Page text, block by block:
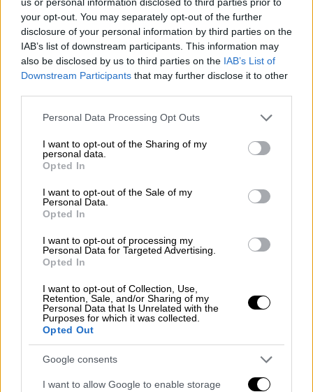
your opt-out. You may separately opt-out of the further
disclosure of your personal information by third parties on the
IAB’s list of downstream participants. This information may
also be disclosed by us to third parties on the IAB’s List of
Downstream Participants that may further disclose it to other
Please note that this website/app uses one or more Google
not limited to your visit or usage behaviour. You may click to
grant or deny consent to Google and its third-party tags to
use your data for below specified purposes in below Google
consent section.
Personal Data Processing Opt Outs
I want to opt-out of the Sharing of my
personal data.
Opted In
I want to opt-out of the Sale of my
Personal Data.
Opted In
I want to opt-out of processing my
Personal Data for Targeted Advertising.
Opted In
I want to opt-out of Collection, Use,
Retention, Sale, and/or Sharing of my
Personal Data that Is Unrelated with the
Purposes for which it was collected.
Opted Out
Google consents
I want to allow Google to enable storage
Ο άτυχος άνδρας μαζί με έναν φίλο του είχαν
βγει πρωί – πρωί για κυνήγι προς τηνΑγία
Παρασκευή. Εκείνη την ώρα δεν είχε
ξημερώσει, ενώ επικρατούσε και πυκνή
ορατότητα. Κάτω από συνθήκες που
διερευνώνται, το τζιπ έφυγε στη χαράδρα
και κατέληξε αρκετές δεκάδες μέτρα στο
γκρεμό.